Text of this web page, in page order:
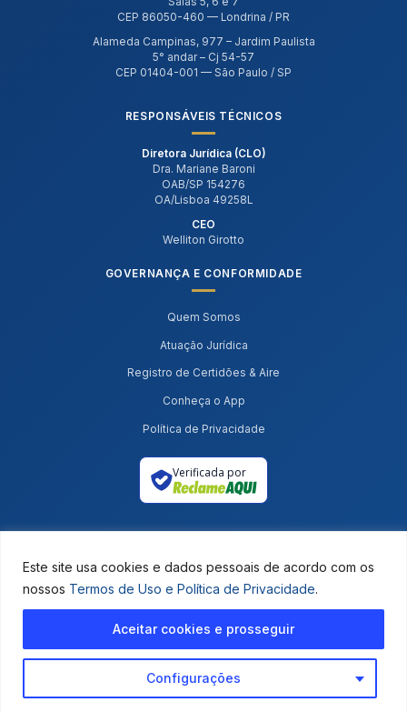
Este site usa cookies e dados pessoais de acordo com os
nossos Termos de Uso e Política de Privacidade.
Configurações
Aceitar cookies e prosseguir
CEP 86050-460 — Londrina / PR
Alameda Campinas, 977 – Jardim Paulista
5° andar – Cj 54-57
CEP 01404-001 — São Paulo / SP
RESPONSÁVEIS TÉCNICOS
Diretora Jurídica (CLO)
Dra. Mariane Baroni
OAB/SP 154276
OA/Lisboa 49258L
CEO
Welliton Girotto
GOVERNANÇA E CONFORMIDADE
Quem Somos
Atuação Jurídica
Registro de Certidões & Aire
Conheça o App
Política de Privacidade
Verificada por
Serviço jurídico privado. Não somos órgão governamental, consulado ou site
oficial.
© Master Cidadania — Todos os direitos reservados.
DESENVOLVIMENTO: